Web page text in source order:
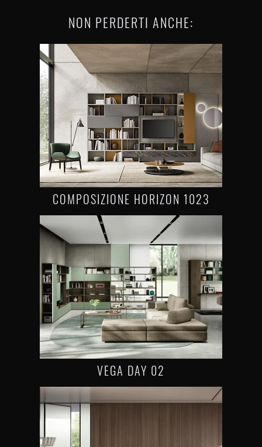
NON PERDERTI ANCHE:
COMPOSIZIONE HORIZON 1023
VEGA DAY 02